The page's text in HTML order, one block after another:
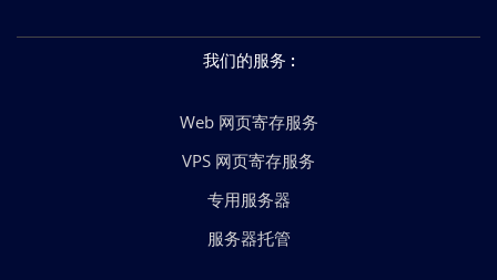
我们的服务 :
Web 网页寄存服务
VPS 网页寄存服务
专用服务器
服务器托管